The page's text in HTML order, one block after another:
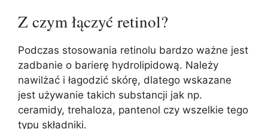
Z czym łączyć retinol?
Podczas stosowania retinolu bardzo ważne jest
zadbanie o barierę hydrolipidową. Należy
nawilżać i łagodzić skórę, dlatego wskazane
jest używanie takich substancji jak np.
ceramidy, trehaloza, pantenol czy wszelkie tego
typu składniki.